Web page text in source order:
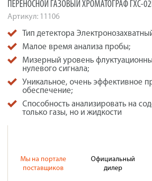
ПЕРЕНОСНОЙ ГАЗОВЫЙ ХРОМАТОГРАФ ГХС-
Артикул: 11106
Тип детектора
Малое время анализа пробы;
Мизерный уровень
нулевого сигнала;
Уникальное, очень эффективное
обеспечение;
Способность анализировать на
только газы, но и жидкости
Мы на портале
поставщиков
Официальный
дилер